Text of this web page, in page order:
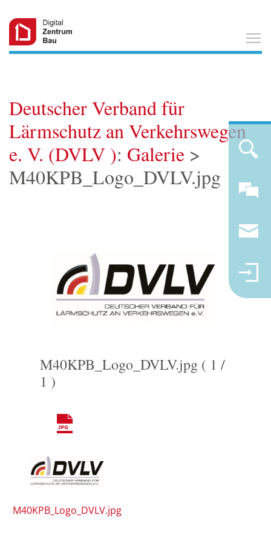
Deutscher Verband für
Lärmschutz an Verkehrswegen
e. V. (DVLV ): Galerie >
M40KPB_Logo_DVLV.jpg
M40KPB_Logo_DVLV.jpg ( 1 /
1 )
M40KPB_Logo_DVLV.jpg